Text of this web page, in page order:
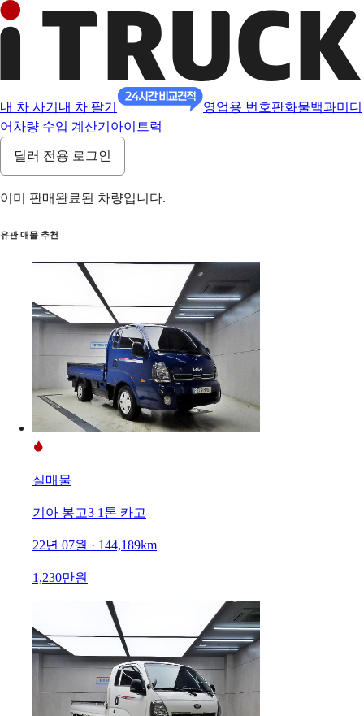
내 차 사기 내 차 팔기 영업용 번호판화물백과미디
어 차량 수입 계산기 아이트럭
딜러 전용 로그인
이미 판매완료된 차량입니다.
유관 매물 추천
실매물
기아 봉고3 1톤 카고
22년 07월 · 144,189km
1,230만원